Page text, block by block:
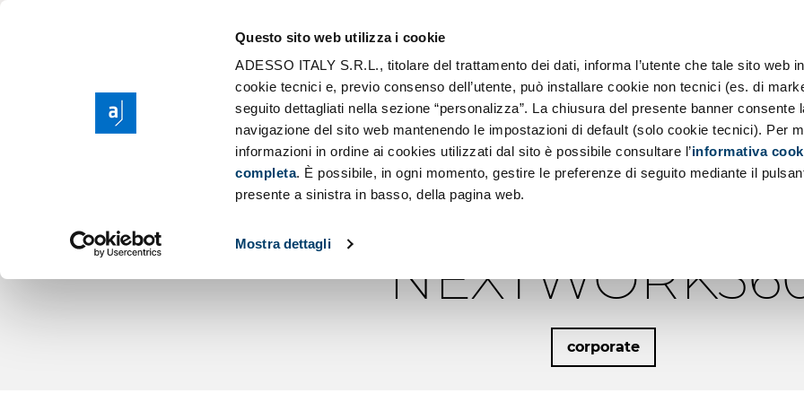
Questo sito web utilizza i cookie
ADESSO ITALY S.R.L., titolare del trattamento dei dati, informa l’utente che tale sito web
cookie tecnici e, previo consenso dell’utente, può installare cookie non tecnici (es. di
seguito dettagliati nella sezione “personalizza”. La chiusura del presente banner consente
navigazione del sito web mantenendo le impostazioni di default (solo cookie tecnici). Per
informazioni in ordine ai cookies utilizzati dal sito è possibile consultare l’informativa
completa. È possibile, in ogni momento, gestire le preferenze di seguito mediante il
presente a sinistra in basso, della pagina web.
Mostra dettagli
Search
Purpose, Values and Principles
Corporate Social Responsibility
Sponsorship
Scaling AI
Cloud Migration
Low Code Applications Development
ADESSO.IT MAIN
ALL'EMPOWERMENT
corporate